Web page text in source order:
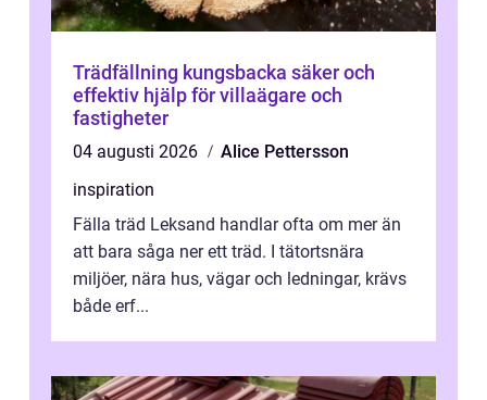
Trädfällning kungsbacka säker och
effektiv hjälp för villaägare och
fastigheter
04 augusti 2026
Alice Pettersson
inspiration
Fälla träd Leksand handlar ofta om mer än
att bara såga ner ett träd. I tätortsnära
miljöer, nära hus, vägar och ledningar, krävs
både erf...